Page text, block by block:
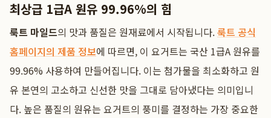
최상급 1급A 원유 99.96%의 힘
룩트 마일드의 맛과 품질은 원재료에서 시작됩니다.룩트 공식
홈페이지의 제품 정보에 따르면, 이 요거트는 국산 1급A 원유를
99.96% 사용하여 만들어집니다. 이는 첨가물을 최소화하고 원
유 본연의 고소하고 신선한 맛을 그대로 담아냈다는 의미입니
다. 높은 품질의 원유는 요거트의 풍미를 결정하는 가장 중요한